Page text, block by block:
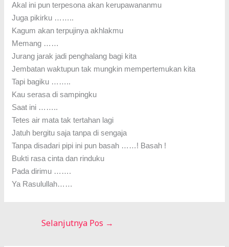
Akal ini pun terpesona akan kerupawananmu
Juga pikirku ……..
Kagum akan terpujinya akhlakmu
Memang ……
Jurang jarak jadi penghalang bagi kita
Jembatan waktupun tak mungkin mempertemukan kita
Tapi bagiku ……..
Kau serasa di sampingku
Saat ini ……..
Tetes air mata tak tertahan lagi
Jatuh bergitu saja tanpa di sengaja
Tanpa disadari pipi ini pun basah ……! Basah !
Bukti rasa cinta dan rinduku
Pada dirimu …….
Ya Rasulullah……
Selanjutnya Pos →